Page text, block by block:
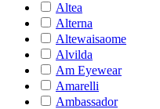
Altea
Alterna
Altewaisaome
Alvilda
Am Eyewear
Amarelli
Ambassador